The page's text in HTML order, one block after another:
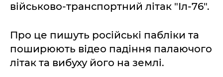
військово-транспортний літак "Іл-76".
Про це пишуть російські пабліки та
поширюють відео падіння палаючого
літак та вибуху його на землі.